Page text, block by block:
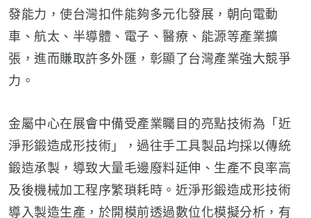
發能力，使台灣扣件能夠多元化發展，朝向電動
車、航太、半導體、電子、醫療、能源等產業擴
張，進而賺取許多外匯，彰顯了台灣產業強大競爭
力。
金屬中心在展會中備受產業矚目的亮點技術為「近
淨形鍛造成形技術」，過往手工具製品均採以傳統
鍛造承製，導致大量毛邊廢料延伸、生產不良率高
及後機械加工程序繁瑣耗時。近淨形鍛造成形技術
導入製造生產，於開模前透過數位化模擬分析，有